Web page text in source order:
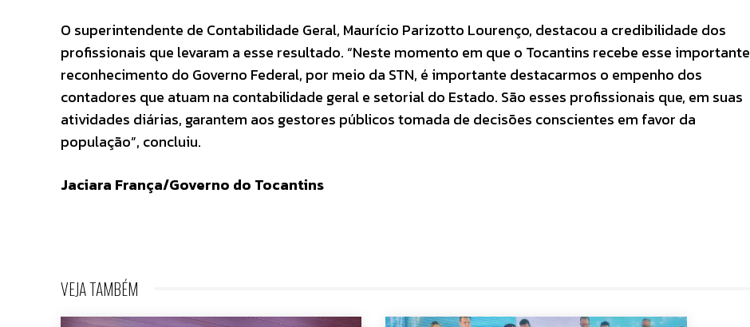
O superintendente de Contabilidade Geral, Maurício Parizotto Lourenço, destacou a credibilidade dos
profissionais que levaram a esse resultado. “Neste momento em que o Tocantins recebe esse importante
reconhecimento do Governo Federal, por meio da STN, é importante destacarmos o empenho dos
contadores que atuam na contabilidade geral e setorial do Estado. São esses profissionais que, em suas
atividades diárias, garantem aos gestores públicos tomada de decisões conscientes em favor da
população”, concluiu.
Jaciara França/Governo do Tocantins
VEJA TAMBÉM